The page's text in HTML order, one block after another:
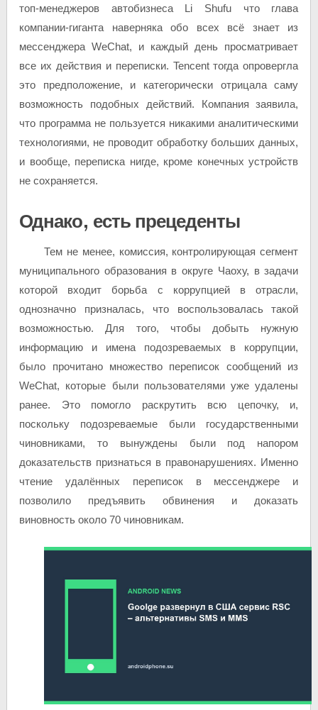
топ-менеджеров автобизнеса Li Shufu что глава
компании-гиганта наверняка обо всех всё знает из
мессенджера WeChat, и каждый день просматривает
все их действия и переписки. Tencent тогда опровергла
это предположение, и категорически отрицала саму
возможность подобных действий. Компания заявила,
что программа не пользуется никакими аналитическими
технологиями, не проводит обработку больших данных,
и вообще, переписка нигде, кроме конечных устройств
не сохраняется.
Однако, есть прецеденты
Тем не менее, комиссия, контролирующая сегмент
муниципального образования в округе Чаоху, в задачи
которой входит борьба с коррупцией в отрасли,
однозначно призналась, что воспользовалась такой
возможностью. Для того, чтобы добыть нужную
информацию и имена подозреваемых в коррупции,
было прочитано множество переписок сообщений из
WeChat, которые были пользователями уже удалены
ранее. Это помогло раскрутить всю цепочку, и,
поскольку подозреваемые были государственными
чиновниками, то вынуждены были под напором
доказательств признаться в правонарушениях. Именно
чтение удалённых переписок в мессенджере и
позволило предъявить обвинения и доказать
виновность около 70 чиновникам.